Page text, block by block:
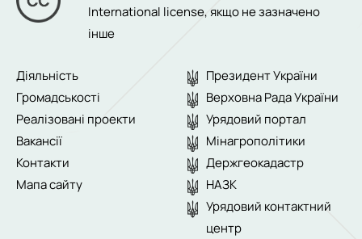
International license, якщо не зазначено
інше
Діяльність
Громадськості
Реалізовані проекти
Вакансії
Контакти
Мапа сайту
Президент України
Верховна Рада України
Урядовий портал
Мінагрополітики
Держгеокадастр
НАЗК
Урядовий контактний
центр